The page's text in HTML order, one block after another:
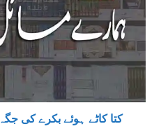
کتا کاٹے ہوئے بکرے کی